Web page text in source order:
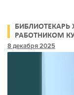
РАБОТНИКОМ
8 декабря 2025